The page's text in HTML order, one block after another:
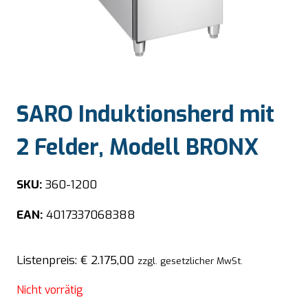
SARO Induktionsherd mit
2 Felder, Modell BRONX
SKU: 360-1200
EAN: 4017337068388
Listenpreis: € 2.175,00 zzgl. gesetzlicher MwSt.
Nicht vorrätig